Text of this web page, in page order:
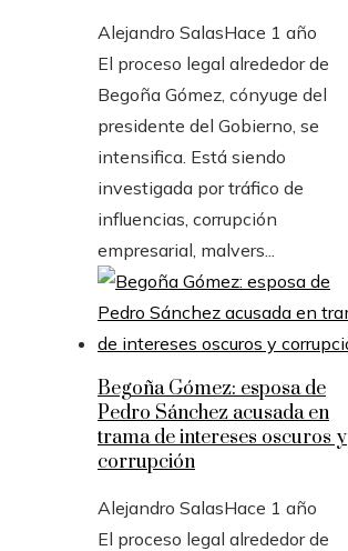
Alejandro SalasHace 1 año
El proceso legal alrededor de
Begoña Gómez, cónyuge del
presidente del Gobierno, se
intensifica. Está siendo
investigada por tráfico de
influencias, corrupción
empresarial, malvers...
Begoña Gómez: esposa de
Pedro Sánchez acusada en
trama de intereses oscuros y
corrupción
Alejandro SalasHace 1 año
El proceso legal alrededor de